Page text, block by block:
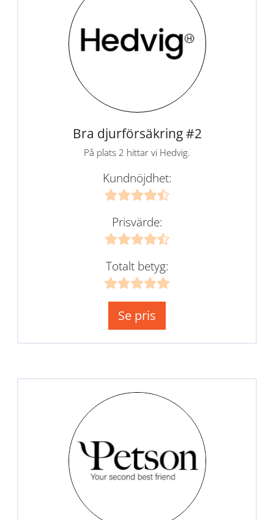
Bra djurförsäkring #2
På plats 2 hittar vi Hedvig.
Kundnöjdhet:
Prisvärde:
Totalt betyg:
Se pris